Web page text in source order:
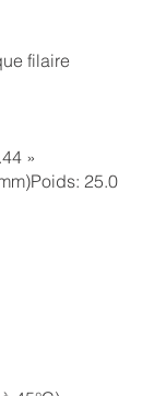
filaire
»
25.0